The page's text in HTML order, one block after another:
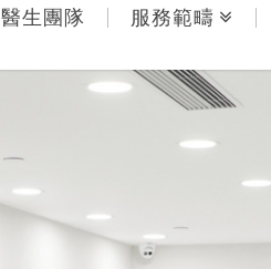
醫生團隊 服務範疇